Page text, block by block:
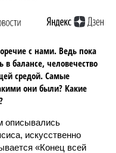
с нами. Ведь пока
в балансе, человечество
средой. Самые
они были? Какие
описывались
искусственно
«Конец всей